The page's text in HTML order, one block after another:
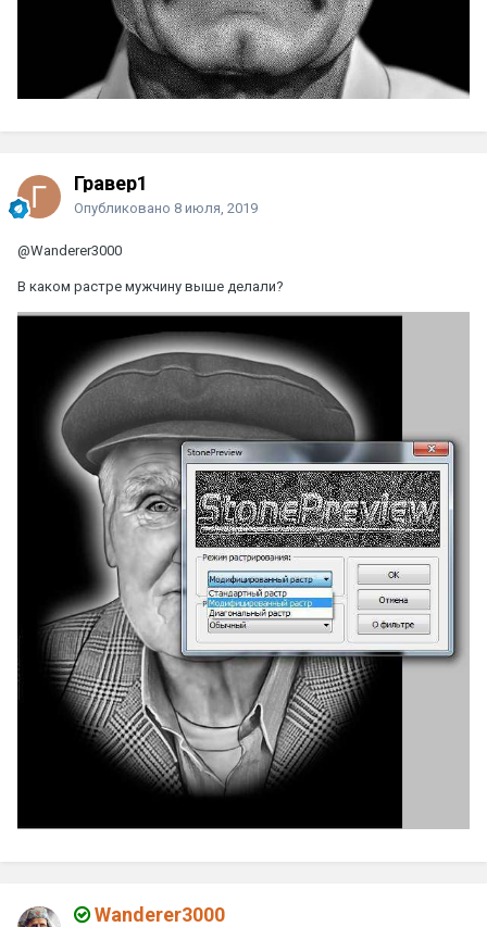
Гравер1
Опубликовано 8 июля, 2019
@Wanderer3000
В каком растре мужчину выше делали?
Wanderer3000